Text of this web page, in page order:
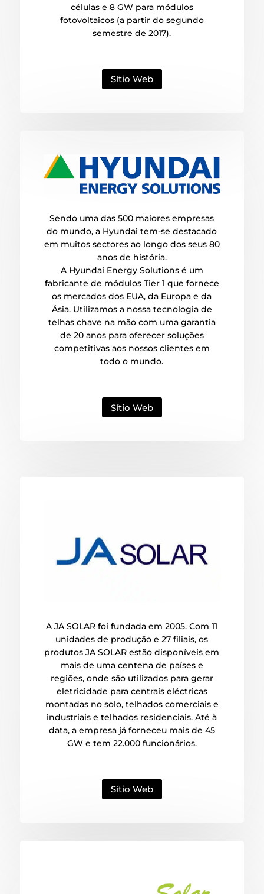
células e 8 GW para módulos
fotovoltaicos (a partir do segundo
semestre de 2017).
Sítio Web
Sendo uma das 500 maiores empresas
do mundo, a Hyundai tem-se destacado
em muitos sectores ao longo dos seus 80
anos de história.
A Hyundai Energy Solutions é um
fabricante de módulos Tier 1 que fornece
os mercados dos EUA, da Europa e da
Ásia. Utilizamos a nossa tecnologia de
telhas chave na mão com uma garantia
de 20 anos para oferecer soluções
competitivas aos nossos clientes em
todo o mundo.
Sítio Web
A JA SOLAR foi fundada em 2005. Com 11
unidades de produção e 27 filiais, os
produtos JA SOLAR estão disponíveis em
mais de uma centena de países e
regiões, onde são utilizados para gerar
eletricidade para centrais eléctricas
montadas no solo, telhados comerciais e
industriais e telhados residenciais. Até à
data, a empresa já forneceu mais de 45
GW e tem 22.000 funcionários.
Sítio Web